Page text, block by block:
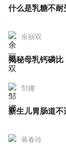
余丽双
揭秘母乳钙磷
邹娜
新生儿胃肠道不
蒋春玲